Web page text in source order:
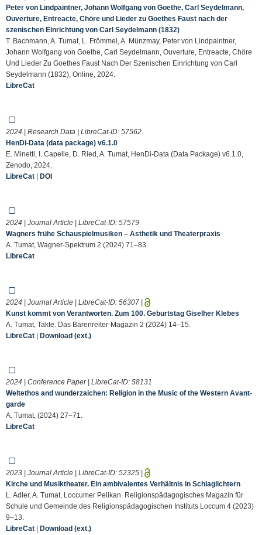
Peter von Lindpaintner, Johann Wolfgang von Goethe, Carl Seydelmann,
Ouverture, Entreacte, Chöre und Lieder zu Goethes Faust nach der
szenischen Einrichtung von Carl Seydelmann (1832)
T. Bachmann, A. Tumat, L. Frömmel, A. Münzmay, Peter von Lindpaintner,
Johann Wolfgang von Goethe, Carl Seydelmann, Ouverture, Entreacte, Chöre
Und Lieder Zu Goethes Faust Nach Der Szenischen Einrichtung von Carl
Seydelmann (1832), Online, 2024.
LibreCat
2024 | Research Data | LibreCat-ID: 57562
HenDi-Data (data package) v6.1.0
E. Minetti, I. Capelle, D. Ried, A. Tumat, HenDi-Data (Data Package) v6.1.0,
Zenodo, 2024.
LibreCat | DOI
2024 | Journal Article | LibreCat-ID: 57579
Wagners frühe Schauspielmusiken – Ästhetik und Theaterpraxis
A. Tumat, Wagner-Spektrum 2 (2024) 71–83.
LibreCat
2024 | Journal Article | LibreCat-ID: 56307 |
Kunst kommt von Verantworten. Zum 100. Geburtstag Giselher Klebes
A. Tumat, Takte. Das Bärenreiter-Magazin 2 (2024) 14–15.
LibreCat | Download (ext.)
2024 | Conference Paper | LibreCat-ID: 58131
Weltethos and wunderzaichen: Religion in the Music of the Western Avant-
garde
A. Tumat, (2024) 27–71.
LibreCat
2023 | Journal Article | LibreCat-ID: 52325 |
Kirche und Musiktheater. Ein ambivalentes Verhältnis in Schlaglichtern
L. Adler, A. Tumat, Loccumer Pelikan. Religionspädagogisches Magazin für
Schule und Gemeinde des Religionspädagogischen Instituts Loccum 4 (2023)
9–13.
LibreCat | Download (ext.)